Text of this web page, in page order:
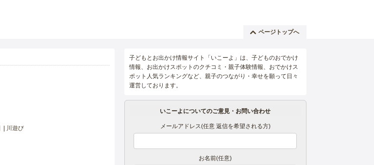
ページトップへ
川遊び
子どもとお出かけ情報サイト「いこーよ」は、子どものおでかけ
情報、お出かけスポットのクチコミ・親子体験情報、おでかけス
ポット人気ランキングなど、親子のつながり・幸せを願って日々
運営しております。
いこーよについてのご意見・お問い合わせ
メールアドレス(任意 返信を希望される方)
お名前(任意)